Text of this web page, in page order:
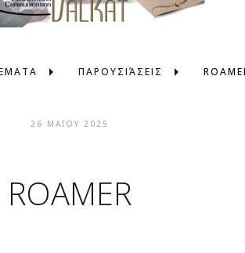
ΠΑΡΟΥΣΙΆΣΕΙΣ
26 ΜΑΪ́ΟΥ 2025
ROAMER